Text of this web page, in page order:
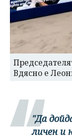
Вдясно е
"Да
личен и